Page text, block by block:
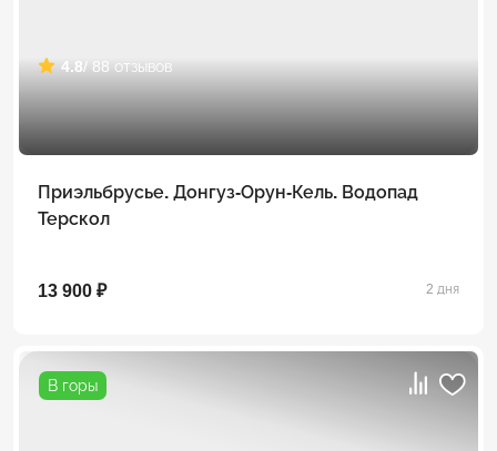
4.8/ 88 отзывов
Приэльбрусье. Донгуз-Орун-Кель. Водопад
Терскол
13 900 ₽ 2 дня
В горы